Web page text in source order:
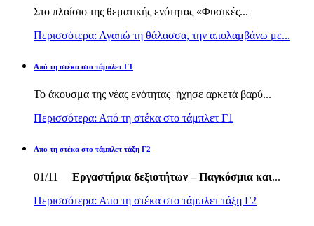
Στο πλαίσιο της θεματικής ενότητας «Φυσικές...
Περισσότερα: Αγαπώ τη θάλασσα, την απολαμβάνω με...
Από τη στέκα στο τάμπλετ Γ1
Το άκουσμα της νέας ενότητας ήχησε αρκετά βαρύ...
Περισσότερα: Από τη στέκα στο τάμπλετ Γ1
Απο τη στέκα στο τάμπλετ τάξη Γ2
01/11 Εργαστήρια δεξιοτήτων – Παγκόσμια και...
Περισσότερα: Απο τη στέκα στο τάμπλετ τάξη Γ2